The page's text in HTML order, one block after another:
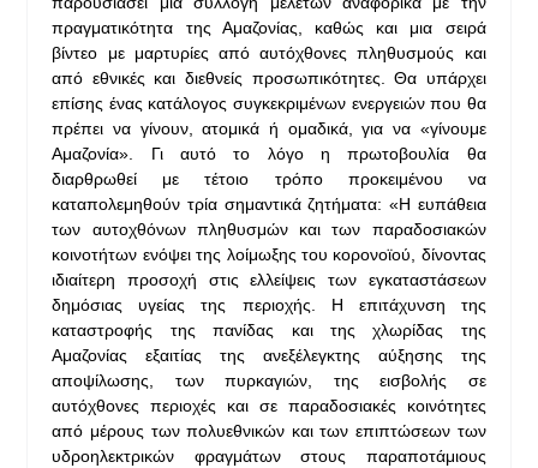
πραγματικότητα της Αμαζονίας, καθώς και μια σειρά
βίντεο με μαρτυρίες από αυτόχθονες πληθυσμούς και
από εθνικές και διεθνείς προσωπικότητες. Θα υπάρχει
επίσης ένας κατάλογος συγκεκριμένων ενεργειών που θα
πρέπει να γίνουν, ατομικά ή ομαδικά, για να «γίνουμε
Αμαζονία». Γι αυτό το λόγο η πρωτοβουλία θα
διαρθρωθεί με τέτοιο τρόπο προκειμένου να
καταπολεμηθούν τρία σημαντικά ζητήματα: «Η ευπάθεια
των αυτοχθόνων πληθυσμών και των παραδοσιακών
κοινοτήτων ενόψει της λοίμωξης του κορονοϊού, δίνοντας
ιδιαίτερη προσοχή στις ελλείψεις των εγκαταστάσεων
δημόσιας υγείας της περιοχής. Η επιτάχυνση της
καταστροφής της πανίδας και της χλωρίδας της
Αμαζονίας εξαιτίας της ανεξέλεγκτης αύξησης της
αποψίλωσης, των πυρκαγιών, της εισβολής σε
αυτόχθονες περιοχές και σε παραδοσιακές κοινότητες
από μέρους των πολυεθνικών και των επιπτώσεων των
υδροηλεκτρικών φραγμάτων στους παραποτάμιους